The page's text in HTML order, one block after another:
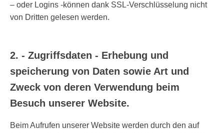
– oder Logins -können dank SSL-Verschlüsselung nicht
von Dritten gelesen werden.
2. - Zugriffsdaten - Erhebung und
speicherung von Daten sowie Art und
Zweck von deren Verwendung beim
Besuch unserer Website.
Beim Aufrufen unserer Website werden durch den auf